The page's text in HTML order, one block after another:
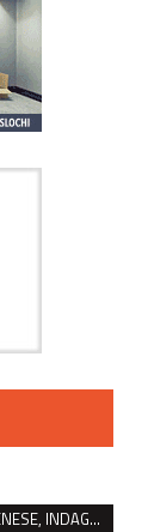
BULLISMO SU STUDENTE CON DISABILITÀ NEL MODENESE, INDAGATI DUE RAGAZZI DI 16 ANNI